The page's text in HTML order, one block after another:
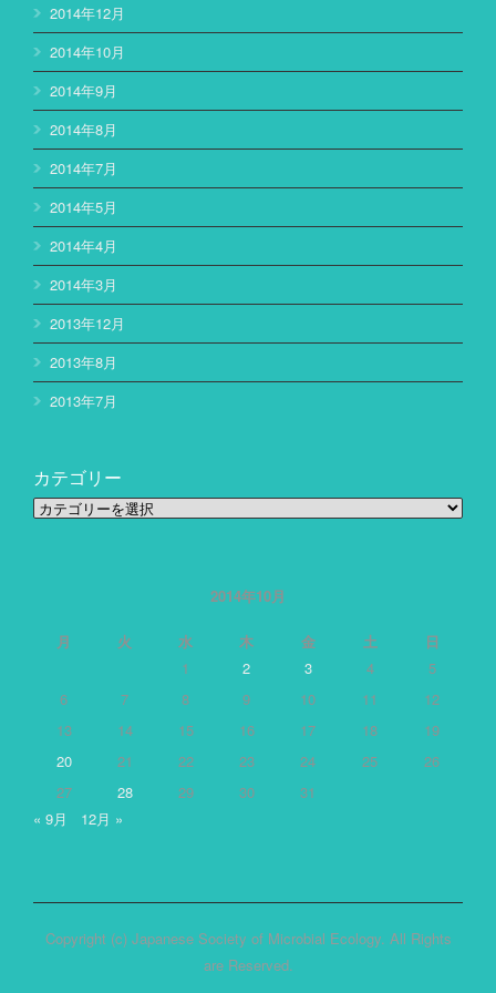
2014年12月
2014年10月
2014年9月
2014年8月
2014年7月
2014年5月
2014年4月
2014年3月
2013年12月
2013年8月
2013年7月
カテゴリー
カ
2014年10月
月 火 水 木 金 土
日
1
2 3 4
5
6
7 8 9 10 11
12
13
14 15 16 17 18
19
20
21 22 23 24 25
26
27
28 29 30
31
« 9月
12月 »
Copyright (c) Japanese Society of Microbial Ecology. All Rights
are Reserved.